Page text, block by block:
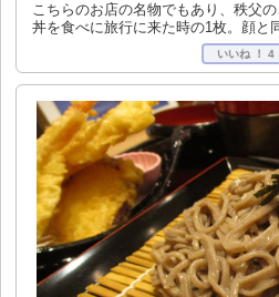
こちらのお店の名物でもあり、秩父
丼を食べに旅行に来た時の1枚。顔と
いいね ！ 4